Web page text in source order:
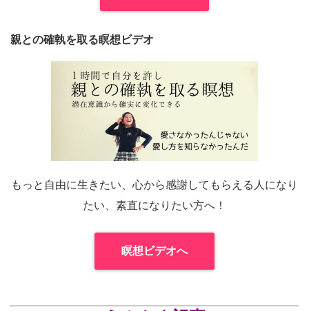
親との確執を取る瞑想ビデオ
もっと自由に生きたい、心から感謝してもらえる人になり
たい、素直になりたい方へ！
瞑想ビデオへ